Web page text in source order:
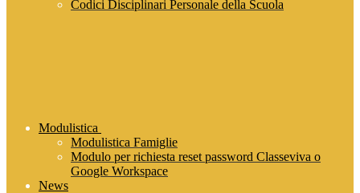
Codici Disciplinari Personale della Scuola
Modulistica
Modulistica Famiglie
Modulo per richiesta reset password Classeviva o
Google Workspace
News